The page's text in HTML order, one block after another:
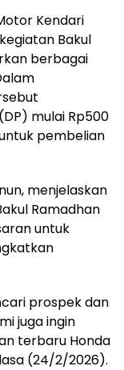
Kendari
Bakul
berbagai
mulai Rp500
pembelian
menjelaskan
Ramadhan
untuk
prospek dan
juga ingin
terbaru Honda
(24/2/2026).